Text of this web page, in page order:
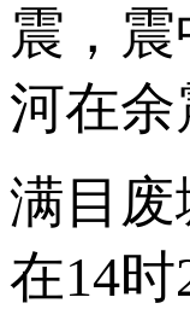
震，
河在
满目
在14